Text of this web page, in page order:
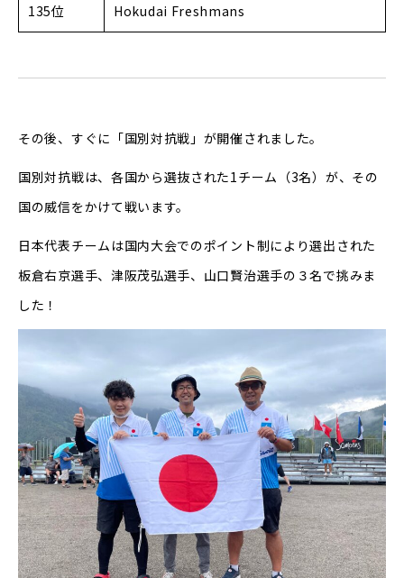
135位 Hokudai Freshmans
その後、すぐに「国別対抗戦」が開催されました。
国別対抗戦は、各国から選抜された1チーム（3名）が、その
国の威信をかけて戦います。
日本代表チームは国内大会でのポイント制により選出された
板倉右京選手、津阪茂弘選手、山口賢治選手の３名で挑みま
した！